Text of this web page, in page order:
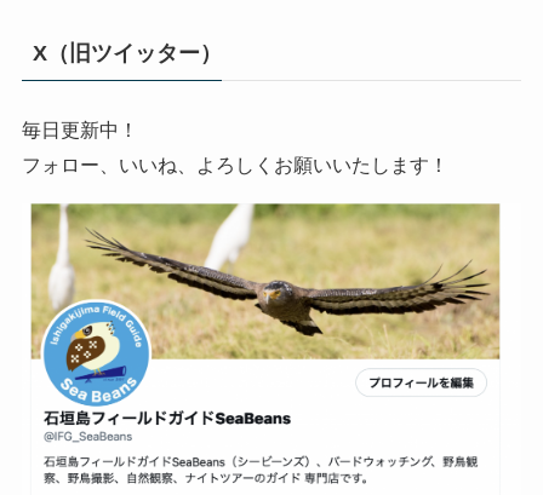
X（旧ツイッター）
毎日更新中！
フォロー、いいね、よろしくお願いいたします！